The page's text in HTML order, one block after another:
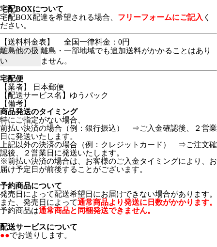
宅配BOXについて
宅配BOX配達を希望される場合、 フリーフォームにご記入 く
ださい。
【送料料金表】
全国一律料金：0円
離島他の扱
い
離島・一部地域でも追加送料がかかることはあり
ません。
宅配便
【業者】 日本郵便
【配送サービス名】ゆうパック
【備考】
商品発送のタイミング
特にご指定がない場合、
前払い決済の場合（例：銀行振込） ⇒ご入金確認後、２営業
日に発送いたします。
上記以外の決済の場合（例：クレジットカード） ⇒ご注文確
認後、２営業日に発送いたします。
※前払い決済の場合は、お客様のご入金タイミングにより、お
届け予定日が前後することがございます。
予約商品について
発売日によって配送希望日にお届けできない場合があります。
また、発売日によって通常商品より発送に日数がかかります。
予約商品は通常商品と同梱発送できません。
配送サービスについて
●●でお送りします。